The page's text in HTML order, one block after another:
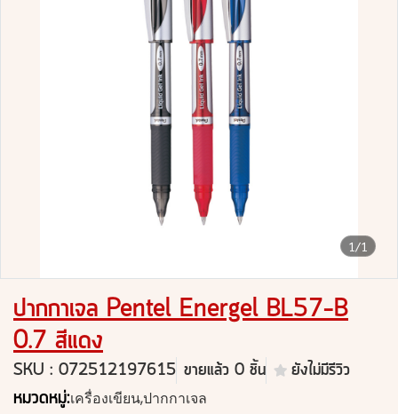
1/1
ปากกาเจล Pentel Energel BL57-B
0.7 สีแดง
SKU : 072512197615 ขายแล้ว 0 ชิ้น ยังไม่มีรีวิว
หมวดหมู่:เครื่องเขียน,ปากกาเจล